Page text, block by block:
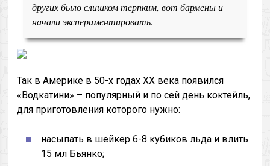
других было слишком терпким, вот бармены и
начали экспериментировать.
Так в Америке в 50-х годах ХХ века появился
«Водкатини» – популярный и по сей день коктейль,
для приготовления которого нужно:
насыпать в шейкер 6-8 кубиков льда и влить
15 мл Бьянко;